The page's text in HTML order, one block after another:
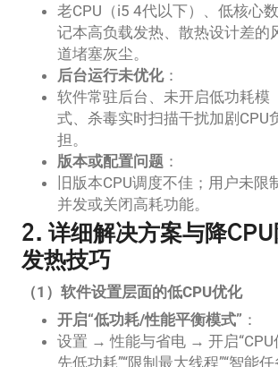
老CPU（i5 4代以下）、低核心
记本高负载发热、散热设计差的
道堵塞灰尘。
后台运行未优化：
软件常驻后台、未开启低功耗模
式、杀毒实时扫描干扰加剧CPU
担。
版本或配置问题 ：
旧版本CPU调度不佳；用户未限
并发或关闭高耗功能。
2. 详细解决方案与降CPU
发热技巧
（1）软件设置层面的低CPU优化
开启“低功耗/性能平衡模式” ：
设置 → 性能与省电 → 开启“CPU
先低功耗”“限制最大线程”“智能任